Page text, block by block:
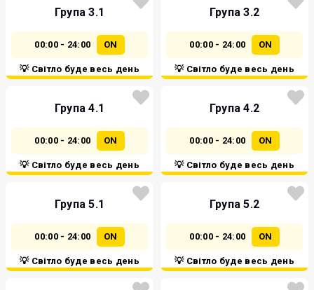
Група 3.1
00:00 - 24:00 ON
💡 Світло буде весь день
Група 3.2
00:00 - 24:00 ON
💡 Світло буде весь день
Група 4.1
00:00 - 24:00 ON
💡 Світло буде весь день
Група 4.2
00:00 - 24:00 ON
💡 Світло буде весь день
Група 5.1
00:00 - 24:00 ON
💡 Світло буде весь день
Група 5.2
00:00 - 24:00 ON
💡 Світло буде весь день